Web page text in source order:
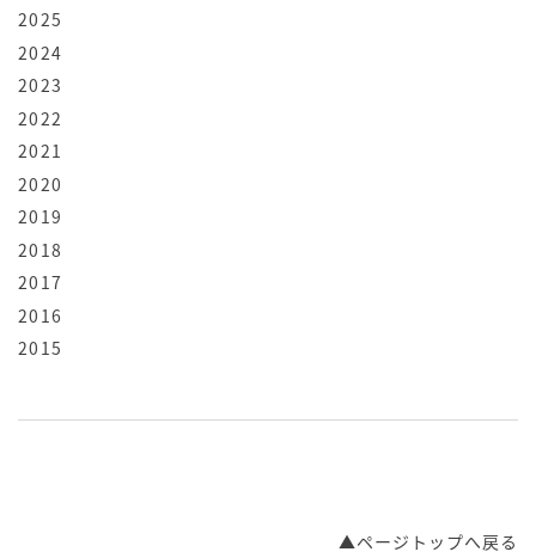
2025
2024
2023
2022
2021
2020
2019
2018
2017
2016
2015
▲ページトップへ戻る